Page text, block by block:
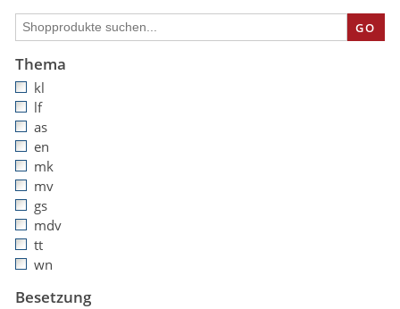
GO
Thema
kl
lf
as
en
mk
mv
gs
mdv
tt
wn
Besetzung